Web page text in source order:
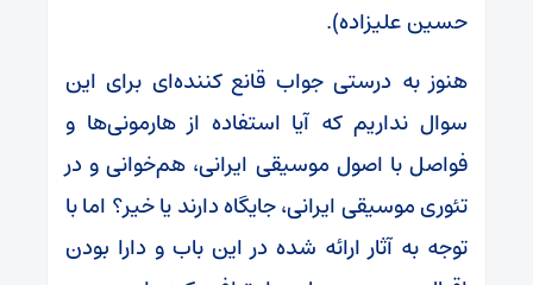
حسین علیزاده).
هنوز‌ به درستی جواب قانع کننده‌ای برای این
سوال نداریم که آیا استفاده از هارمونی‌ها و
فواصل با اصول موسیقی ایرانی، هم‌خوانی و در
تئوری موسیقی ایرانی، جایگاه دارند یا خیر؟ اما با
توجه به آثار ارائه شده در این باب و دارا بودن